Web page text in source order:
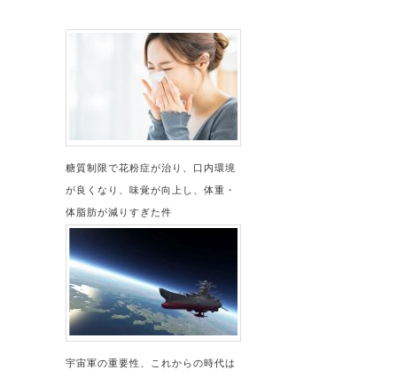
糖質制限で花粉症が治り、口内環境
が良くなり、味覚が向上し、体重・
体脂肪が減りすぎた件
宇宙軍の重要性、これからの時代は